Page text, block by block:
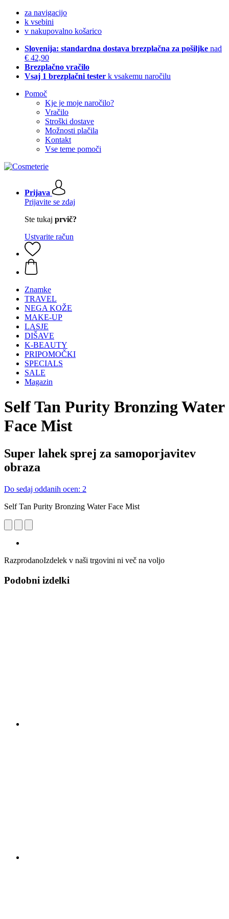
za navigacijo
k vsebini
v nakupovalno košarico
Slovenija: standardna dostava brezplačna za pošiljke nad
€ 42,90
Brezplačno vračilo
Vsaj 1 brezplačni tester k vsakemu naročilu
Pomoč
Kje je moje naročilo?
Vračilo
Stroški dostave
Možnosti plačila
Kontakt
Vse teme pomoči
Prijava
Prijavite se zdaj
Ste tukaj prvič?
Ustvarite račun
Znamke
TRAVEL
NEGA KOŽE
MAKE-UP
LASJE
DIŠAVE
K-BEAUTY
PRIPOMOČKI
SPECIALS
SALE
Magazin
Self Tan Purity Bronzing Water
Face Mist
Super lahek sprej za samoporjavitev
obraza
Do sedaj oddanih ocen: 2
Self Tan Purity Bronzing Water Face Mist
RazprodanoIzdelek v naši trgovini ni več na voljo
Podobni izdelki